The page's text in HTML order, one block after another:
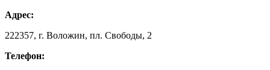
Адрес:
222357, г. Воложин, пл. Свободы, 2
Телефон: